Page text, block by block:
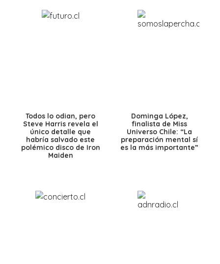
Todos lo odian, pero
Steve Harris revela el
único detalle que
habría salvado este
polémico disco de Iron
Maiden
Dominga López,
finalista de Miss
Universo Chile: “La
preparación mental sí
es la más importante”